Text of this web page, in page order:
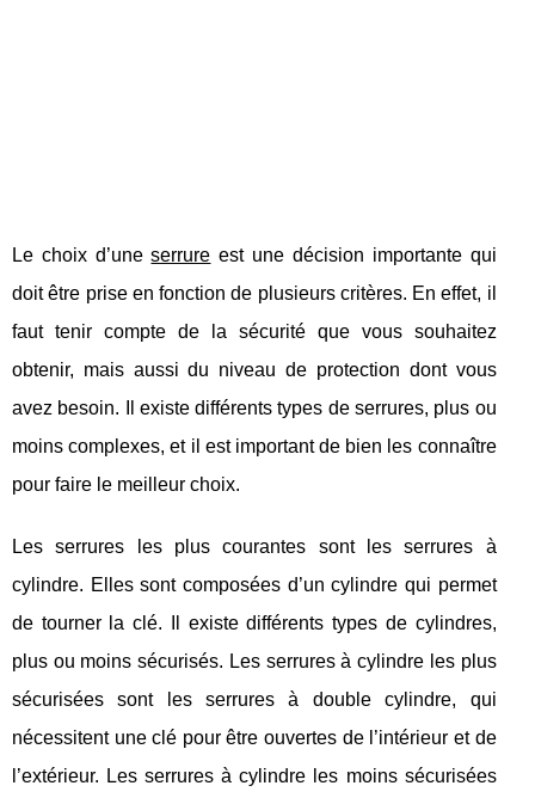
Le choix d’uneserrure est une décision importante qui
doit être prise en fonction de plusieurs critères. En effet, il
faut tenir compte de la sécurité que vous souhaitez
obtenir, mais aussi du niveau de protection dont vous
avez besoin. Il existe différents types de serrures, plus ou
moins complexes, et il est important de bien les connaître
pour faire le meilleur choix.
Les serrures les plus courantes sont les serrures à
cylindre. Elles sont composées d’un cylindre qui permet
de tourner la clé. Il existe différents types de cylindres,
plus ou moins sécurisés. Les serrures à cylindre les plus
sécurisées sont les serrures à double cylindre, qui
nécessitent une clé pour être ouvertes de l’intérieur et de
l’extérieur. Les serrures à cylindre les moins sécurisées